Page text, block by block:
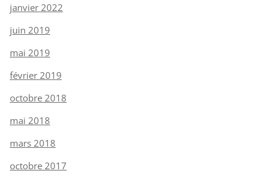
janvier 2022
juin 2019
mai 2019
février 2019
octobre 2018
mai 2018
mars 2018
octobre 2017